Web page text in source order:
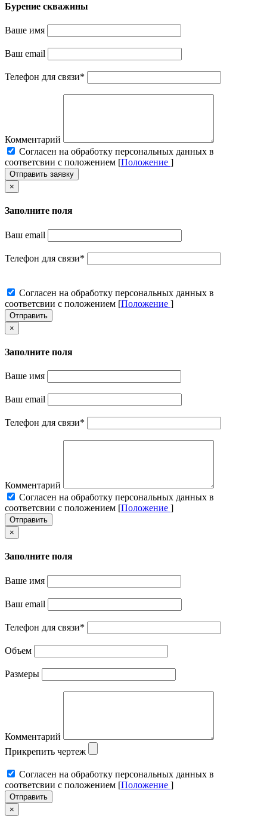
Бурение скважины
Ваше имя
Ваш email
Телефон для связи*
Комментарий
Cогласен на обработку персональных данных в
соответсвии с положением [Положение ]
Отправить заявку
×
Заполните поля
Ваш email
Телефон для связи*
Cогласен на обработку персональных данных в
соответсвии с положением [Положение ]
Отправить
×
Заполните поля
Ваше имя
Ваш email
Телефон для связи*
Комментарий
Cогласен на обработку персональных данных в
соответсвии с положением [Положение ]
Отправить
×
Заполните поля
Ваше имя
Ваш email
Телефон для связи*
Объем
Размеры
Комментарий
Прикрепить чертеж
Cогласен на обработку персональных данных в
соответсвии с положением [Положение ]
Отправить
×